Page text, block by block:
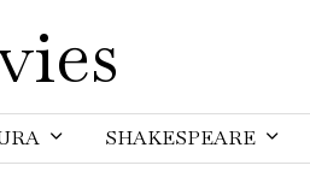
SHAKESPEARE